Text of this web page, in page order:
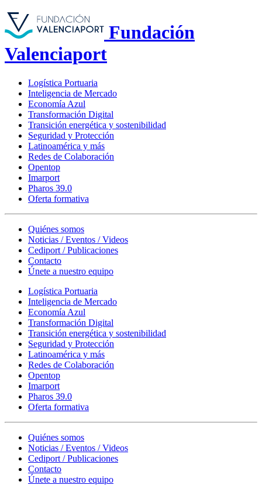
Fundación
Valenciaport
Logística Portuaria
Inteligencia de Mercado
Economía Azul
Transformación Digital
Transición energética y sostenibilidad
Seguridad y Protección
Latinoamérica y más
Redes de Colaboración
Opentop
Imarport
Pharos 39.0
Oferta formativa
Quiénes somos
Noticias / Eventos / Videos
Cediport / Publicaciones
Contacto
Únete a nuestro equipo
Logística Portuaria
Inteligencia de Mercado
Economía Azul
Transformación Digital
Transición energética y sostenibilidad
Seguridad y Protección
Latinoamérica y más
Redes de Colaboración
Opentop
Imarport
Pharos 39.0
Oferta formativa
Quiénes somos
Noticias / Eventos / Videos
Cediport / Publicaciones
Contacto
Únete a nuestro equipo